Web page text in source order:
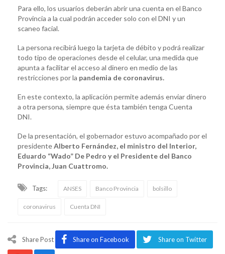
Para ello, los usuarios deberán abrir una cuenta en el Banco
Provincia a la cual podrán acceder solo con el DNI y un
scaneo facial.
La persona recibirá luego la tarjeta de débito y podrá realizar
todo tipo de operaciones desde el celular, una medida que
apunta a facilitar el acceso al dinero en medio de las
restricciones por la pandemia de coronavirus.
En este contexto, la aplicación permite además enviar dinero
a otra persona, siempre que ésta también tenga Cuenta
DNI.
De la presentación, el gobernador estuvo acompañado por el
presidenteAlberto Fernández, el ministro del Interior,
Eduardo “Wado” De Pedro y el Presidente del Banco
Provincia, Juan Cuattromo.
Tags: ANSES Banco Provincia bolsillo
coronavirus Cuenta DNI
Share Post Share on Facebook Share on Twitter